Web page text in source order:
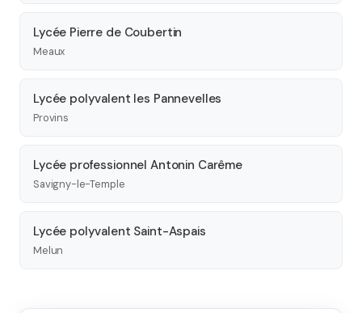
Lycée Pierre de Coubertin
Meaux
Lycée polyvalent les Pannevelles
Provins
Lycée professionnel Antonin Carême
Savigny-le-Temple
Lycée polyvalent Saint-Aspais
Melun